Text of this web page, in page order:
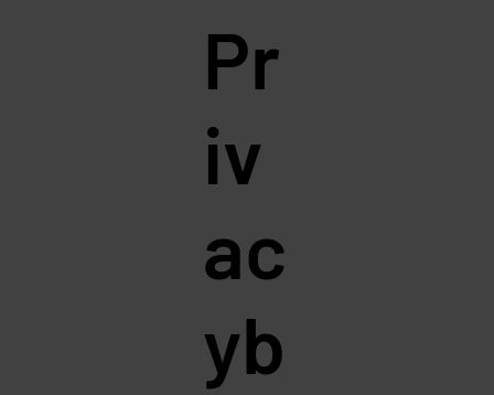
Pr
iv
ac
yb